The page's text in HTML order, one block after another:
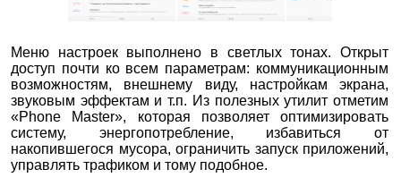
Меню настроек выполнено в светлых тонах. Открыт
доступ почти ко всем параметрам: коммуникационным
возможностям, внешнему виду, настройкам экрана,
звуковым эффектам и т.п. Из полезных утилит отметим
«Phone Master», которая позволяет оптимизировать
систему, энергопотребление, избавиться от
накопившегося мусора, ограничить запуск приложений,
управлять трафиком и тому подобное.